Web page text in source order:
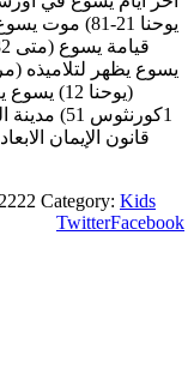
Category: Kids
Facebook
Twitter